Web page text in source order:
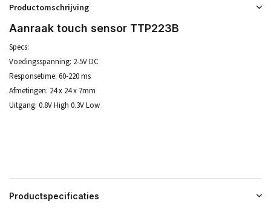
Productomschrijving
Aanraak touch sensor TTP223B
Specs:
Voedingsspanning: 2-5V DC
Responsetime: 60-220 ms
Afmetingen: 24 x 24 x 7mm
Uitgang: 0.8V High 0.3V Low
Productspecificaties